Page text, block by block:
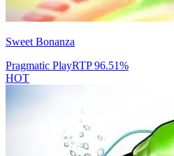
Sweet Bonanza
Pragmatic PlayRTP96.51%
HOT